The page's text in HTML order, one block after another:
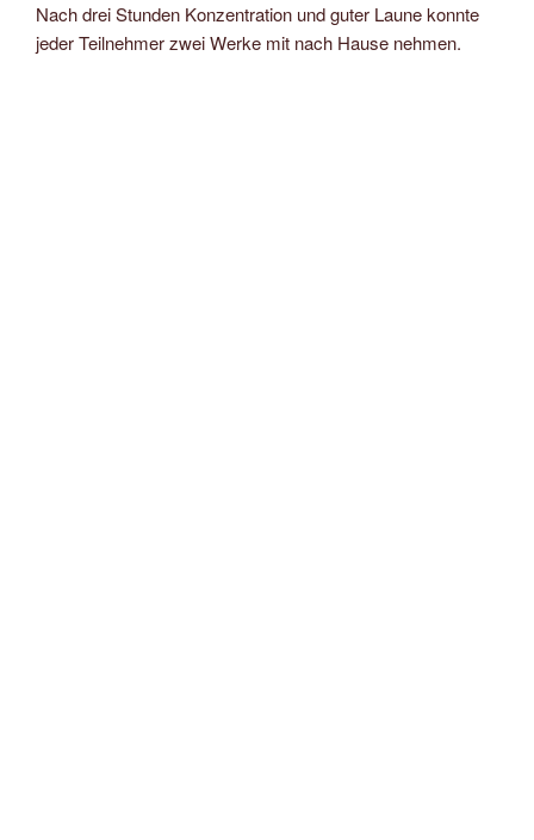
Nach drei Stunden Konzentration und guter Laune konnte
jeder Teilnehmer zwei Werke mit nach Hause nehmen.